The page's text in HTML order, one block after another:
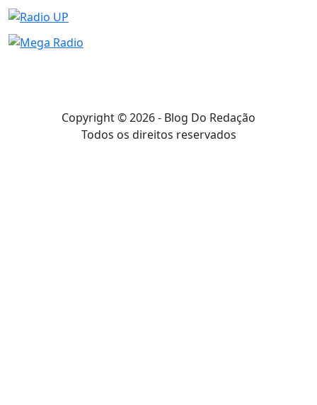
Copyright © 2026 - Blog Do Redação
Todos os direitos reservados